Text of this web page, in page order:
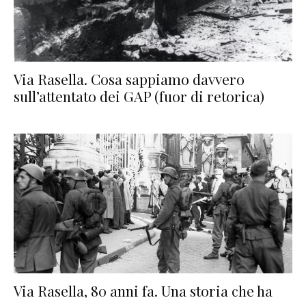
Via Rasella. Cosa sappiamo davvero
sull’attentato dei GAP (fuor di retorica)
Via Rasella, 80 anni fa. Una storia che ha